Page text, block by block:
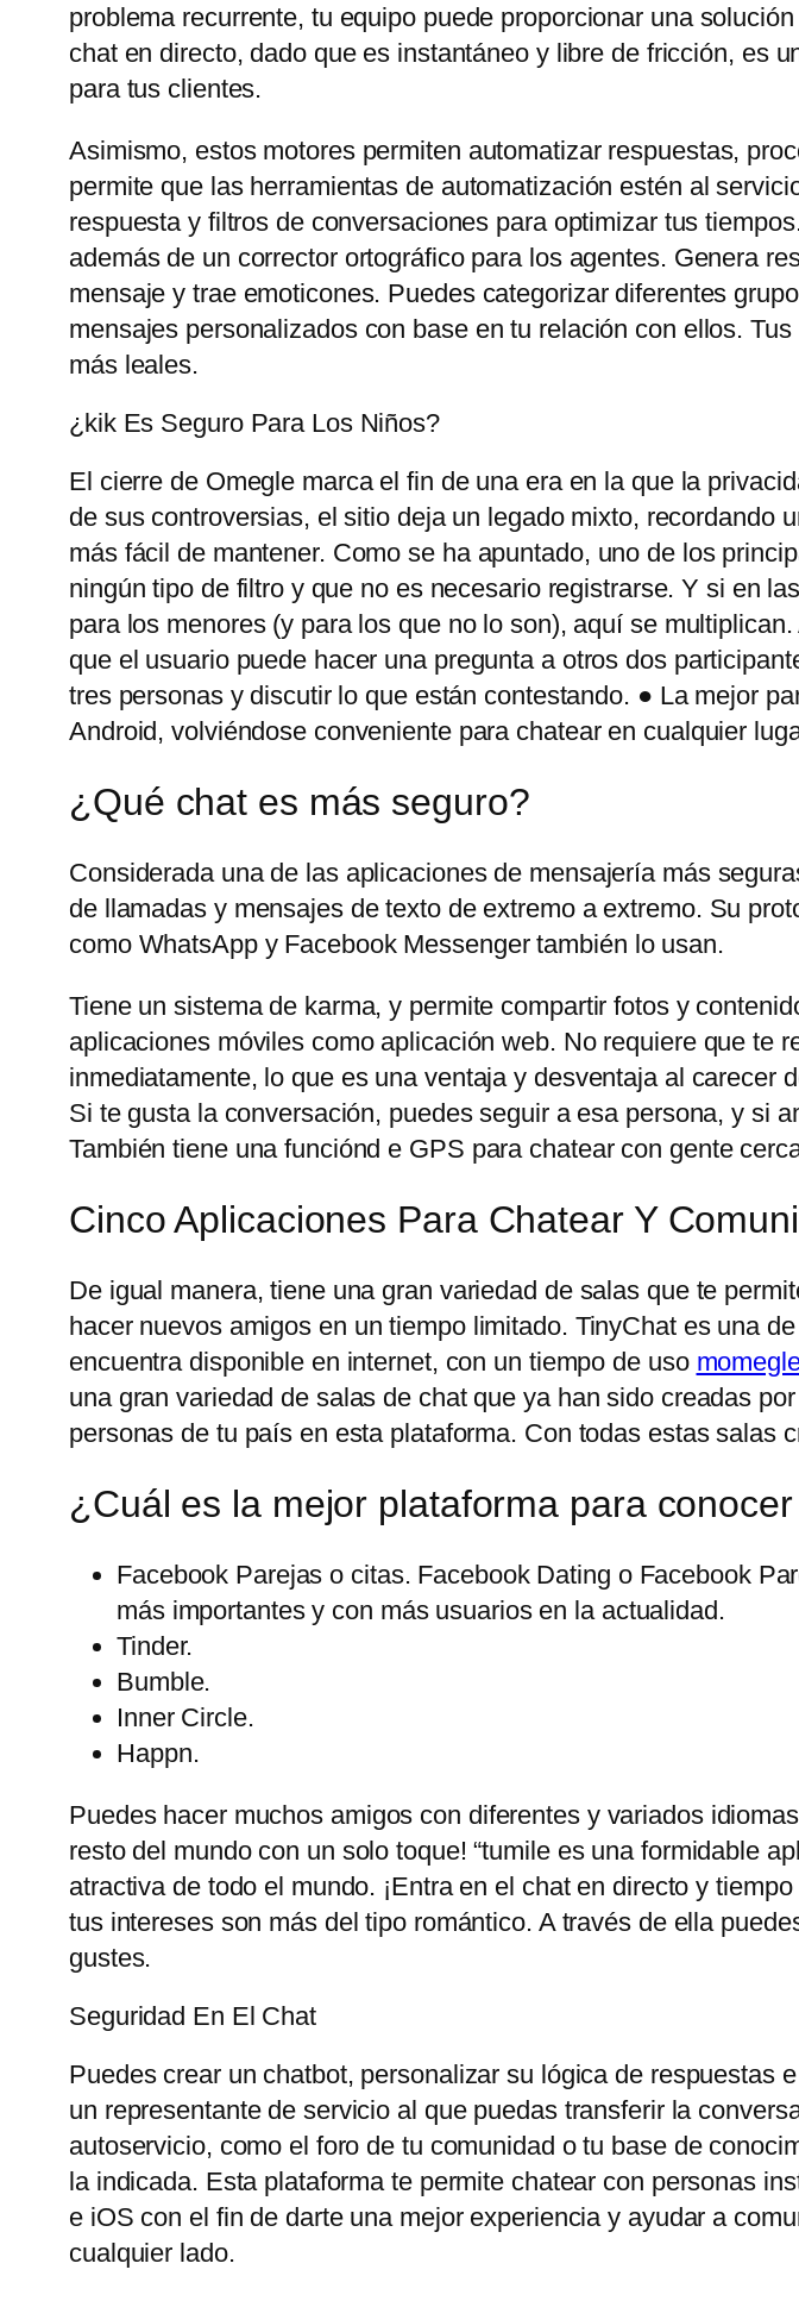
problema recurrente, tu equipo puede proporcionar una
chat en directo, dado que es instantáneo y libre de fricción, es
para tus clientes.
Asimismo, estos motores permiten automatizar respuestas,
permite que las herramientas de automatización estén al
respuesta y filtros de conversaciones para optimizar tus
además de un corrector ortográfico para los agentes. Genera
mensaje y trae emoticones. Puedes categorizar diferentes
mensajes personalizados con base ​​en tu relación con ellos.
más leales.
¿kik Es Seguro Para Los Niños?
El cierre de Omegle marca el fin de una era en la que la
de sus controversias, el sitio deja un legado mixto, recordando
más fácil de mantener. Como se ha apuntado, uno de los
ningún tipo de filtro y que no es necesario registrarse. Y si en
para los menores (y para los que no lo son), aquí se
que el usuario puede hacer una pregunta a otros dos
tres personas y discutir lo que están contestando. ● La mejor
Android, volviéndose conveniente para chatear en cualquier
¿Qué chat es más seguro?
Considerada una de las aplicaciones de mensajería más
de llamadas y mensajes de texto de extremo a extremo. Su
como WhatsApp y Facebook Messenger también lo usan.
Tiene un sistema de karma, y permite compartir fotos y
aplicaciones móviles como aplicación web. No requiere que te
inmediatamente, lo que es una ventaja y desventaja al carecer
Si te gusta la conversación, puedes seguir a esa persona, y si
También tiene una funciónd e GPS para chatear con gente
Cinco Aplicaciones Para Chatear Y
De igual manera, tiene una gran variedad de salas que te
hacer nuevos amigos en un tiempo limitado. TinyChat es una
encuentra disponible en internet, con un tiempo de uso
una gran variedad de salas de chat que ya han sido creadas
personas de tu país en esta plataforma. Con todas estas salas
¿Cuál es la mejor plataforma para
Facebook Parejas o citas. Facebook Dating o Facebook
más importantes y con más usuarios en la actualidad.
Tinder.
Bumble.
Inner Circle.
Happn.
Puedes hacer muchos amigos con diferentes y variados
resto del mundo con un solo toque! “tumile es una formidable
atractiva de todo el mundo. ¡Entra en el chat en directo y
tus intereses son más del tipo romántico. A través de ella
gustes.
Seguridad En El Chat
Puedes crear un chatbot, personalizar su lógica de respuestas
un representante de servicio al que puedas transferir la
autoservicio, como el foro de tu comunidad o tu base de
la indicada. Esta plataforma te permite chatear con personas
e iOS con el fin de darte una mejor experiencia y ayudar a
cualquier lado.